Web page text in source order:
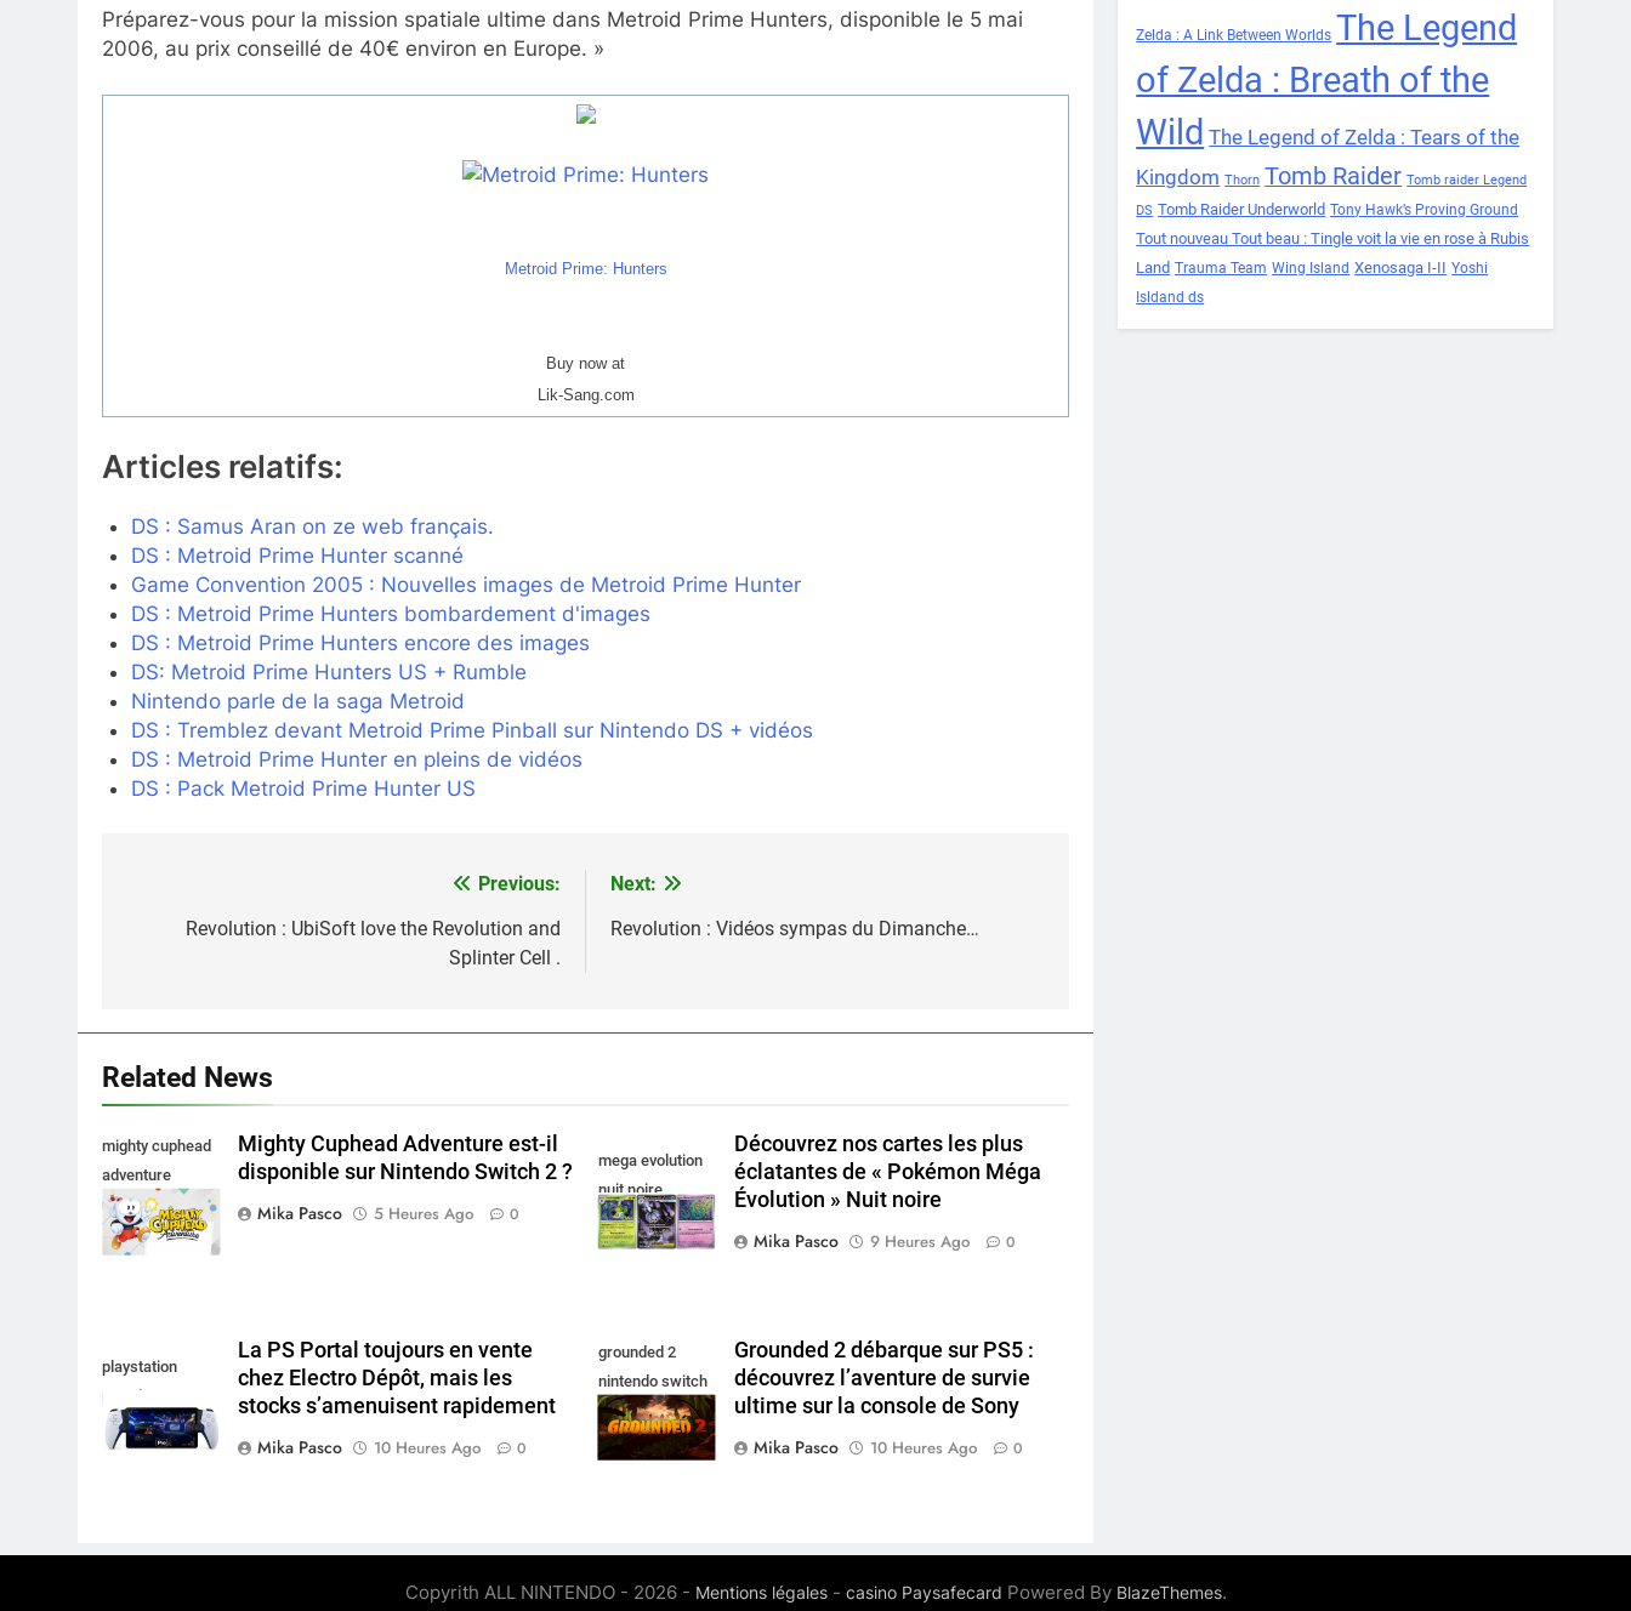
Préparez-vous pour la mission spatiale ultime dans Metroid Prime Hunters, disponible le 5 mai
2006, au prix conseillé de 40€ environ en Europe. »
Metroid Prime: Hunters
Buy now at
Lik-Sang.com
Articles relatifs:
DS : Samus Aran on ze web français.
DS : Metroid Prime Hunter scanné
Game Convention 2005 : Nouvelles images de Metroid Prime Hunter
DS : Metroid Prime Hunters bombardement d'images
DS : Metroid Prime Hunters encore des images
DS: Metroid Prime Hunters US + Rumble
Nintendo parle de la saga Metroid
DS : Tremblez devant Metroid Prime Pinball sur Nintendo DS + vidéos
DS : Metroid Prime Hunter en pleins de vidéos
DS : Pack Metroid Prime Hunter US
Previous:
Revolution : UbiSoft love the Revolution and
Splinter Cell .
Next:
Revolution : Vidéos sympas du Dimanche…
Related News
mighty cuphead
adventure
nintendo switch
Mighty Cuphead Adventure est-il
disponible sur Nintendo Switch 2 ?
Mika Pasco
5 Heures Ago 0
mega evolution
nuit noire
Découvrez nos cartes les plus
éclatantes de « Pokémon Méga
Évolution » Nuit noire
Mika Pasco
9 Heures Ago 0
playstation
portal pro
La PS Portal toujours en vente
chez Electro Dépôt, mais les
stocks s’amenuisent rapidement
Mika Pasco
10 Heures Ago 0
grounded 2
nintendo switch
2
Grounded 2 débarque sur PS5 :
découvrez l’aventure de survie
ultime sur la console de Sony
Mika Pasco
10 Heures Ago 0
Zelda : A Link Between Worlds The Legend
of Zelda : Breath of the
Wild The Legend of Zelda : Tears of the
Kingdom Thorn Tomb Raider Tomb raider Legend
DS Tomb Raider Underworld Tony Hawk’s Proving Ground
Tout nouveau Tout beau : Tingle voit la vie en rose à Rubis
Land Trauma Team Wing Island Xenosaga I-II Yoshi
Isldand ds
Copyrith ALL NINTENDO - 2026 - Mentions légales- casino Paysafecard Powered By BlazeThemes.